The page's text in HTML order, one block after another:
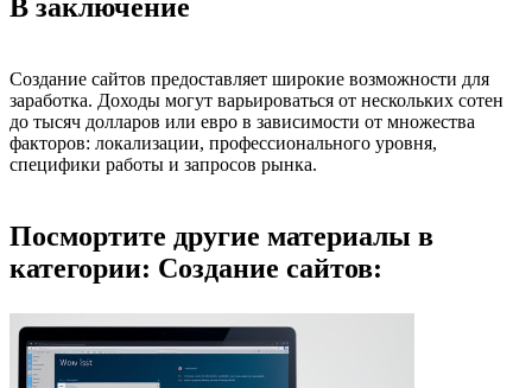
В заключение
Создание сайтов предоставляет широкие возможности для
заработка. Доходы могут варьироваться от нескольких сотен
до тысяч долларов или евро в зависимости от множества
факторов: локализации, профессионального уровня,
специфики работы и запросов рынка.
Посмортите другие материалы в
категории: Создание сайтов: